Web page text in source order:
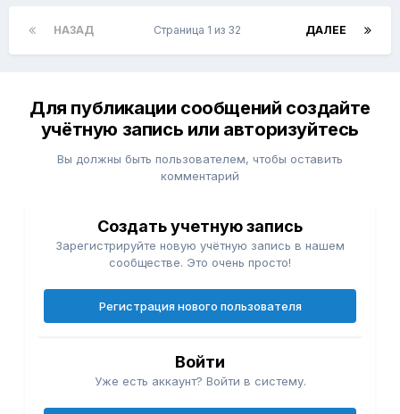
НАЗАД ДАЛЕЕ
Страница 1 из 32
Для публикации сообщений создайте
учётную запись или авторизуйтесь
Вы должны быть пользователем, чтобы оставить
комментарий
Создать учетную запись
Зарегистрируйте новую учётную запись в нашем
сообществе. Это очень просто!
Регистрация нового пользователя
Войти
Уже есть аккаунт? Войти в систему.